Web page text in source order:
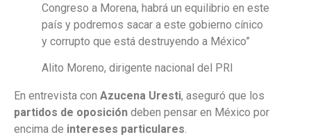
Congreso a Morena, habrá un equilibrio en este
país y podremos sacar a este gobierno cínico
y corrupto que está destruyendo a México”
Alito Moreno, dirigente nacional del PRI
En entrevista con Azucena Uresti, aseguró que los
partidos de oposición deben pensar en México por
encima de intereses particulares.